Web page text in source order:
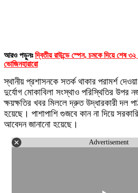
আরও পড়ুনঃদ্বিতীয় রাউন্ডে স্পেন, চমকে দিয়ে শেষ
ভোজিনহারারাে
স্থানীয় প্রশাসনকে সতর্ক থাকার পরামর্শ
দুর্যোগ মোকাবিলা সংস্থাও পরিস্থিতির উপর
ক্ষয়ক্ষতির খবর মিললে দ্রুত উদ্ধারকারী দল
হয়েছে। পাশাপাশি গুজবে কান না দিয়ে সরকারি
আবেদন জানানো হয়েছে।
Advertisement